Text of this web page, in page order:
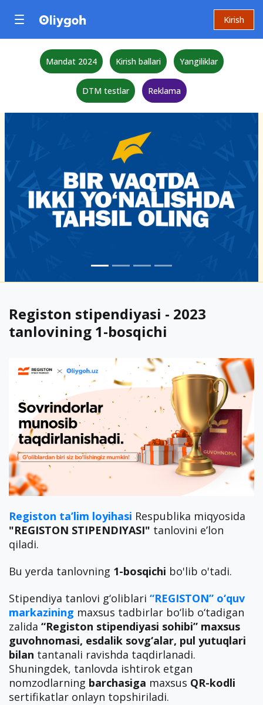
Kirish
Mandat 2024 Kirish ballari Yangiliklar
DTM testlar Reklama
Registon stipendiyasi - 2023
tanlovining 1-bosqichi
Registon ta’lim loyihasi Respublika miqyosida
"REGISTON STIPENDIYASI" tanlovini e’lon
qiladi.
Bu yerda tanlovning 1-bosqichi bo'lib o'tadi.
Stipendiya tanlovi g‘oliblari “REGISTON” o‘quv
markazining maxsus tadbirlar bo‘lib o‘tadigan
zalida “Registon stipendiyasi sohibi” maxsus
guvohnomasi, esdalik sovg‘alar, pul yutuqlari
bilan tantanali ravishda taqdirlanadi.
Shuningdek, tanlovda ishtirok etgan
nomzodlarning barchasiga maxsus QR-kodli
sertifikatlar onlayn topshiriladi.